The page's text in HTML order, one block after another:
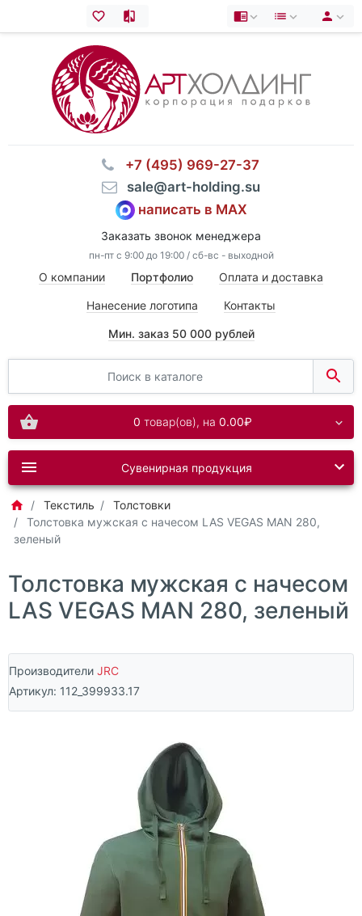
⠀+7 (495) 969-27-37
⠀sale@art-holding.su
написать в MAX
Заказать звонок менеджера
пн-пт с 9:00 до 19:00 / сб-вс - выходной
О компании Портфолио Оплата и доставка
Нанесение логотипа Контакты
Мин. заказ 50 000 рублей
0 товар(ов), на 0.00₽
Сувенирная продукция
Текстиль
Толстовки
Толстовка мужская с начесом LAS VEGAS MAN 280,
зеленый
Толстовка мужская с начесом
LAS VEGAS MAN 280, зеленый
Производители JRC
Артикул: 112_399933.17